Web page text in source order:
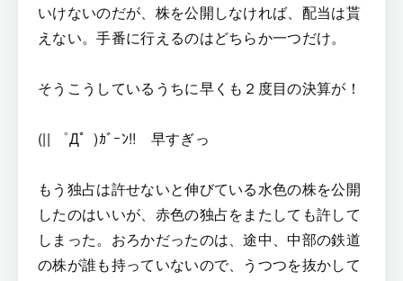
いけないのだが、株を公開しなければ、配当は貰
えない。手番に行えるのはどちらか一つだけ。
そうこうしているうちに早くも２度目の決算が！
(|| ゜Д゜)ｶﾞｰﾝ!! 早すぎっ
もう独占は許せないと伸びている水色の株を公開
したのはいいが、赤色の独占をまたしても許して
しまった。おろかだったのは、途中、中部の鉄道
の株が誰も持っていないので、うつつを抜かして